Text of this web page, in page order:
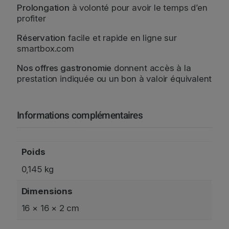
z
-
V
s
G
r
Prolongation à volonté pour avoir le temps d’en
profiter
Réservation facile et rapide en ligne sur
smartbox.com
Nos offres gastronomie donnent accès à la
prestation indiquée ou un bon à valoir équivalent
Informations complémentaires
Poids
0,145 kg
Dimensions
16 × 16 × 2 cm